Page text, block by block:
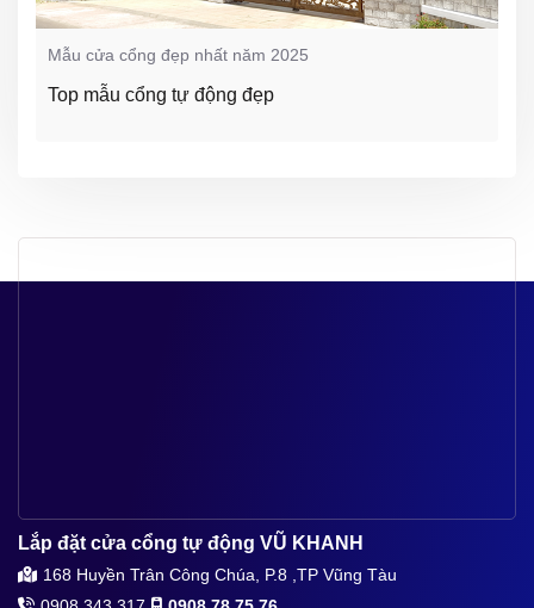
Mẫu cửa cổng đẹp nhất năm 2025
Top mẫu cổng tự động đẹp
Lắp đặt cửa cổng tự động VŨ KHANH
168 Huyền Trân Công Chúa, P.8 ,TP Vũng Tàu